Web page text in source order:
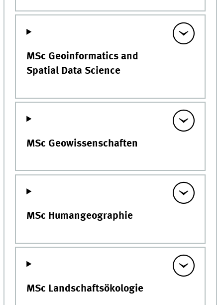
MSc Geoinformatics and
Spatial Data Science
MSc Geowissenschaften
MSc Humangeographie
MSc Landschaftsökologie